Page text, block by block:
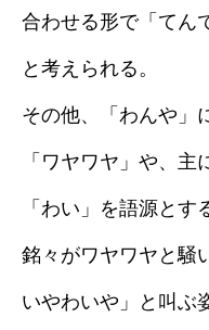
合わせる形で「てん
と考えられる。
その他、「わんや」
「ワヤワヤ」や、
「わい」を語源とす
銘々がワヤワヤと騒
いやわいや」と叫ぶ